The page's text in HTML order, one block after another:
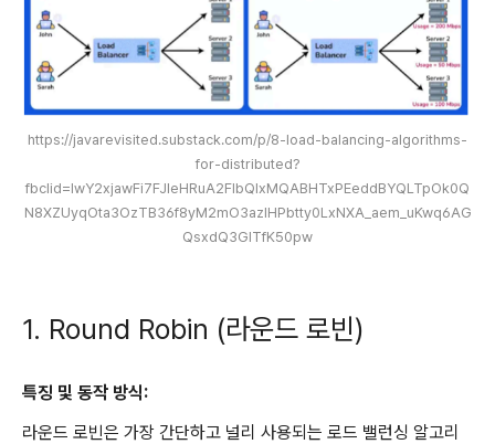
https://javarevisited.substack.com/p/8-load-balancing-algorithms-
for-distributed?
fbclid=IwY2xjawFi7FJleHRuA2FlbQIxMQABHTxPEeddBYQLTpOk0Q
N8XZUyqOta3OzTB36f8yM2mO3azIHPbtty0LxNXA_aem_uKwq6AG
QsxdQ3GITfK50pw
1. Round Robin (라운드 로빈)
특징 및 동작 방식:
라운드 로빈은 가장 간단하고 널리 사용되는 로드 밸런싱 알고리